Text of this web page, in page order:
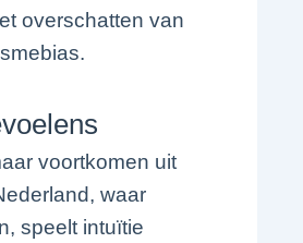
overschatten van
voortkomen uit
waar
speelt intuïtie